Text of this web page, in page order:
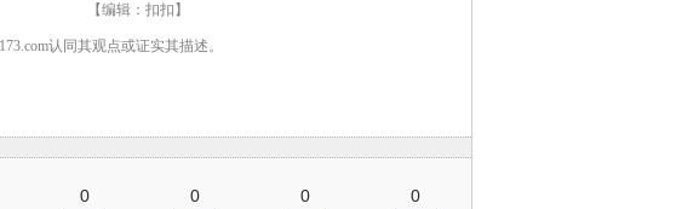
辑：扣扣】
认同其观点或证实其描述。
0 0 0 0